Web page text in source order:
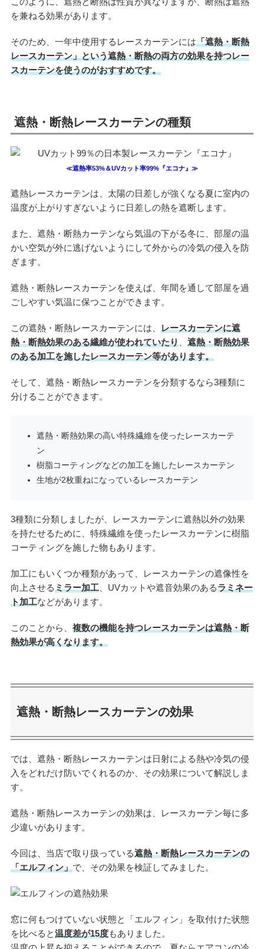
を兼ねる効果があります。
そのため、一年中使用するレースカーテンには「遮熱・断熱
レースカーテン」という遮熱・断熱の両方の効果を持つレー
スカーテンを使うのがおすすめです。
遮熱・断熱レースカーテンの種類
≪遮熱率53%＆UVカット率99%『エコナ』≫
遮熱レースカーテンは、太陽の日差しが強くなる夏に室内の
温度が上がりすぎないように日差しの熱を遮断します。
また、遮熱・断熱カーテンなら気温の下がる冬に、部屋の温
かい空気が外に逃げないようにして外からの冷気の侵入を防
ぎます。
遮熱・断熱レースカーテンを使えば、年間を通して部屋を過
ごしやすい気温に保つことができます。
この遮熱・断熱レースカーテンには、 レースカーテンに遮
熱・断熱効果のある繊維が使われていたり、 遮熱・断熱効果
のある加工を施したレースカーテン等があります。
そして、遮熱・断熱レースカーテンを分類するなら3種類に
分けることができます。
遮熱・断熱効果の高い特殊繊維を使ったレースカーテ
ン
樹脂コーティングなどの加工を施したレースカーテン
生地が2枚重ねになっているレースカーテン
3種類に分類しましたが、レースカーテンに遮熱以外の効果
を持たせるために、特殊繊維を使ったレースカーテンに樹脂
コーティングを施した物もあります。
加工にもいくつか種類があって、レースカーテンの遮像性を
向上させるミラー加工、UVカットや遮音効果のあるラミネー
ト加工などがあります。
このことから、 複数の機能を持つレースカーテンは遮熱・断
熱効果が高くなります。
遮熱・断熱レースカーテンの効果
では、遮熱・断熱レースカーテンは日射による熱や冷気の侵
入をどれだけ防いでくれるのか、その効果について解説しま
す。
遮熱・断熱レースカーテンの効果は、レースカーテン毎に多
少違いがあります。
今回は、当店で取り扱っている遮熱・断熱レースカーテンの
「エルフィン」で、その効果を検証してみました。
窓に何もつけていない状態と「エルフィン」を取付けた状態
を比べると温度差が15度もありました。